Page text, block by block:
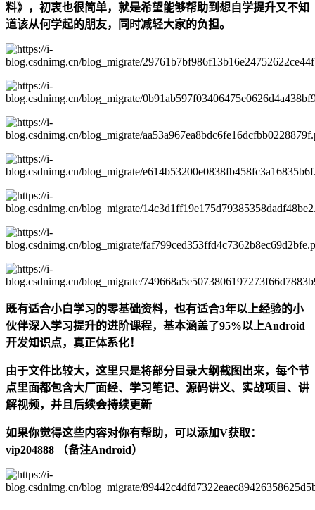
料》，初衷也很简单，就是希望能够帮助到想自学提升又不知
道该从何学起的朋友，同时减轻大家的负担。
既有适合小白学习的零基础资料，也有适合3年以上经验的小
伙伴深入学习提升的进阶课程，基本涵盖了95%以上Android
开发知识点，真正体系化！
由于文件比较大，这里只是将部分目录大纲截图出来，每个节
点里面都包含大厂面经、学习笔记、源码讲义、实战项目、讲
解视频，并且后续会持续更新
如果你觉得这些内容对你有帮助，可以添加V获取：
vip204888 （备注Android）